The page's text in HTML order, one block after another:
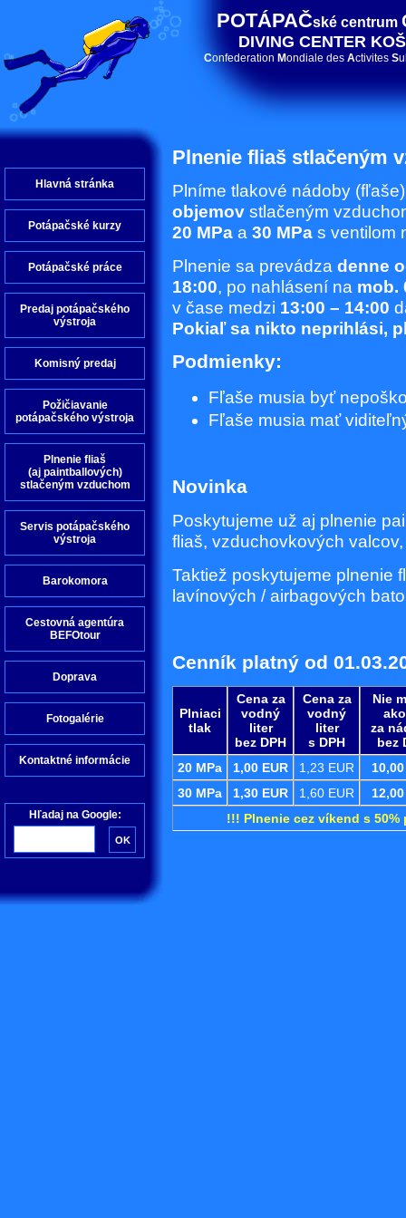
POTÁPAČské centrum
DIVING CENTER
Confederation Mondiale des Activites S
Hlavná stránka
Potápačské kurzy
Potápačské práce
Predaj potápačského
výstroja
Komisný predaj
Požičiavanie
potápačského výstroja
Plnenie fliaš
(aj paintballových)
stlačeným vzduchom
Servis potápačského
výstroja
Barokomora
Cestovná agentúra
BEFOtour
Doprava
Fotogalérie
Kontaktné informácie
Hľadaj na Google:
Plnenie fliaš stlačeným
Plníme tlakové nádoby
objemov stlačeným
20 MPa a 30 MPa s ventilom
Plnenie sa prevádza denne
18:00, po nahlásení na mob.
v čase medzi 13:00 – 14:00
Pokiaľ sa nikto neprihlási,
Podmienky:
Fľaše musia byť
Fľaše musia mať
Novinka
Poskytujeme už aj plnenie
fliaš, vzduchovkových
Taktiež poskytujeme plnenie
lavínových / airbagových
Cenník platný od
Plniaci
tlak
Cena za
vodný
liter
bez DPH
Cena za
vodný
liter
s DPH
Nie
za
bez
20 MPa
1,00 EUR 1,23 EUR
30 MPa
1,30 EUR 1,60 EUR
!!! Plnenie cez víkend s 50%